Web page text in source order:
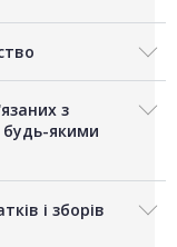
з
будь-якими
і зборів